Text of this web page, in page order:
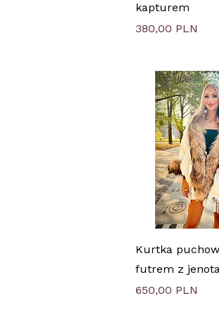
kapturem
Цена
380,00 PLN
Быстрый
Kurtka
futrem z
Цена
650,00 PLN